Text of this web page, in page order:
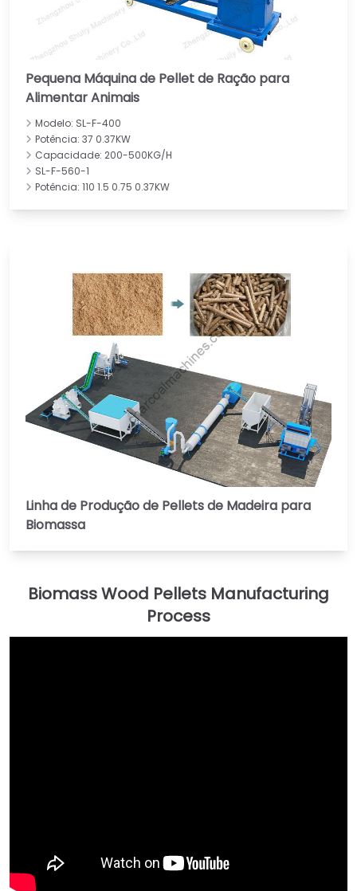
Pequena Máquina de Pellet de Ração para
Alimentar Animais
Modelo: SL-F-400
Potência: 37 0.37KW
Capacidade: 200-500KG/H
SL-F-560-1
Potência: 110 1.5 0.75 0.37KW
Linha de Produção de Pellets de Madeira para
Biomassa